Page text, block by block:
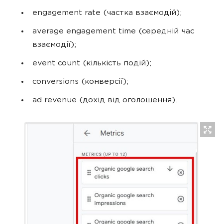
engagement rate (частка взаємодій);
average engagement time (середній час
взаємодії);
event count (кількість подій);
conversions (конверсії);
ad revenue (дохід від оголошення).